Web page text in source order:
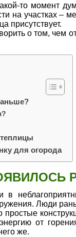
то момент
на участках –
присутствует.
о том, чем
для огорода
в
Люди
от
же.